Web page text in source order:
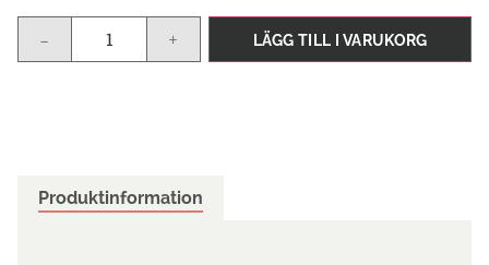
- + LÄGG TILL I VARUKORG
Produktinformation